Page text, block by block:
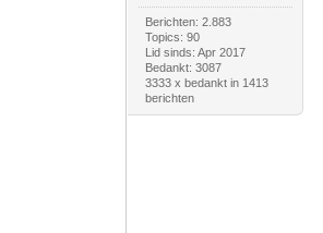
Berichten: 2.883
Topics: 90
Lid sinds: Apr 2017
Bedankt: 3087
3333 x bedankt in 1413
berichten